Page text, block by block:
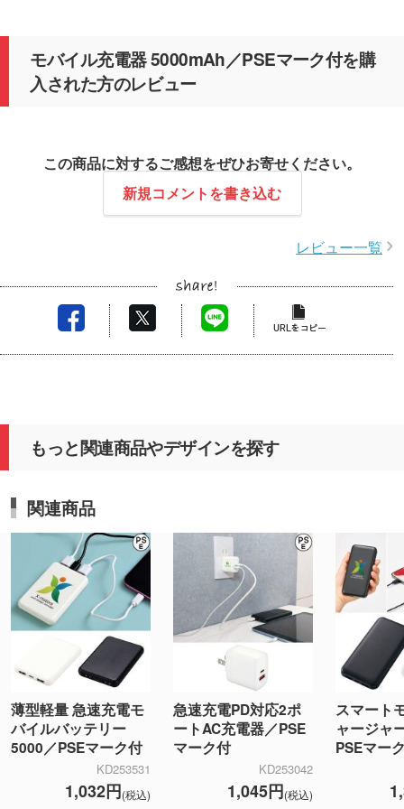
モバイル充電器 5000mAh／PSEマーク付を購
入された方のレビュー
この商品に対するご感想をぜひお寄せください。
新規コメントを書き込む
レビュー一覧
もっと関連商品やデザインを探す
関連商品
薄型軽量 急速充電モ
バイルバッテリー
5000／PSEマーク付
KD253531
1,032円(税込)
急速充電PD対応2ポ
ートAC充電器／PSE
マーク付
KD253042
1,045円(税込)
スマート
ャージャ
PSEマー